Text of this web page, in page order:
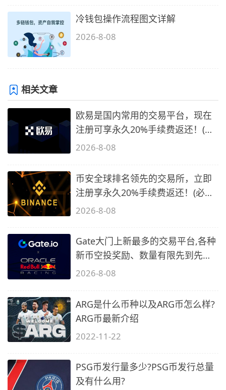
冷钱包操作流程图文详解
2026-8-08
相关文章
欧易是国内常用的交易平台，现在
注册可享永久20%手续费返还！(必
备1)
2026-8-08
币安全球排名领先的交易所，立即
注册享永久20%手续费返还！(必备
2)
2026-8-08
Gate大门上新最多的交易平台,各种
新币空投奖励、数量有限先到先
得…
2026-8-08
ARG是什么币种以及ARG币怎么样?
ARG币最新介绍
2022-11-22
PSG币发行量多少?PSG币发行总量
及有什么用?